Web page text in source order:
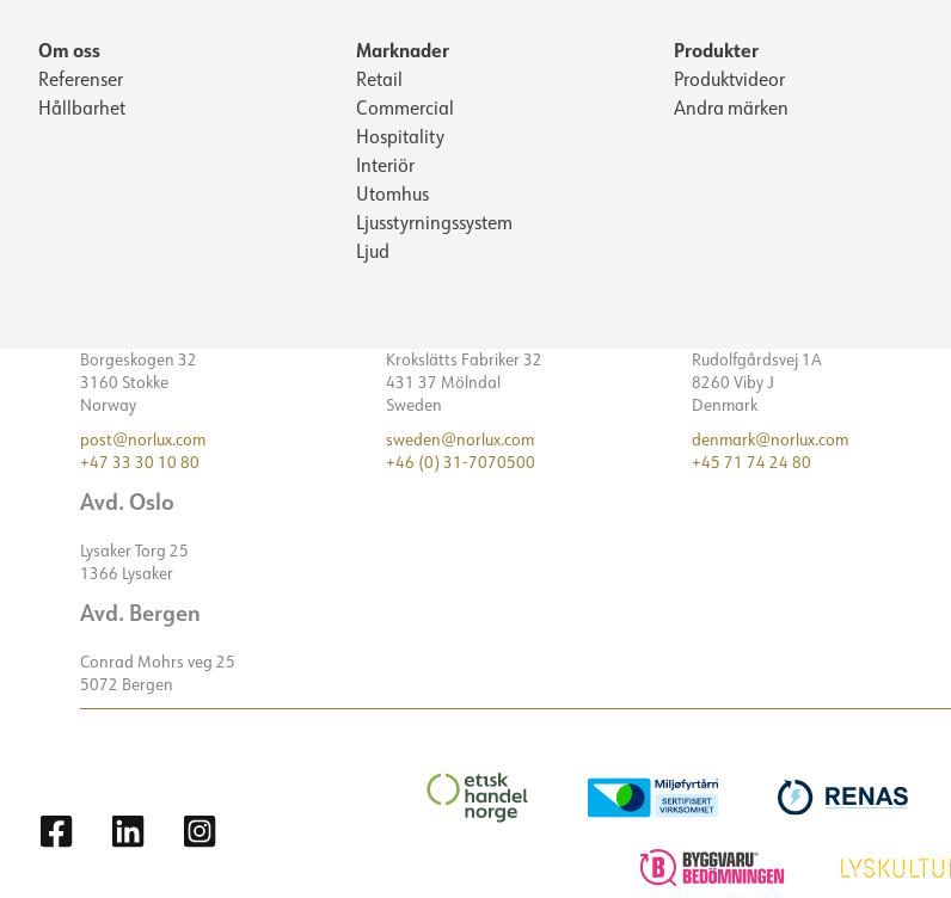
Om oss
Referenser
Hållbarhet
Marknader
Retail
Commercial
Hospitality
Interiör
Utomhus
Ljusstyrningssystem
Ljud
Produkter
Produktvideor
Andra märken
Borgeskogen 32
3160 Stokke
Norway
post@norlux.com
+47 33 30 10 80
Avd. Oslo
Lysaker Torg 25
1366 Lysaker
Avd. Bergen
Conrad Mohrs veg 25
5072 Bergen
Krokslätts Fabriker 32
431 37 Mölndal
Sweden
sweden@norlux.com
+46 (0) 31-7070500
Rudolfgårdsvej 1A
8260 Viby J
Denmark
denmark@norlux.com
+45 71 74 24 80